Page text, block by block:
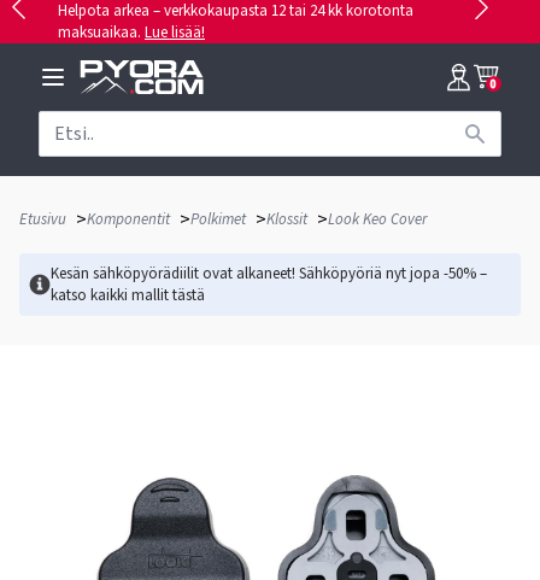
Helpota arkea – verkkokaupasta 12 tai 24 kk korotonta
maksuaikaa. Lue lisää!
0
Etusivu >Komponentit >Polkimet >Klossit >Look Keo Cover
Kesän sähköpyörädiilit ovat alkaneet! Sähköpyöriä nyt jopa -50% –
katso kaikki mallittästä